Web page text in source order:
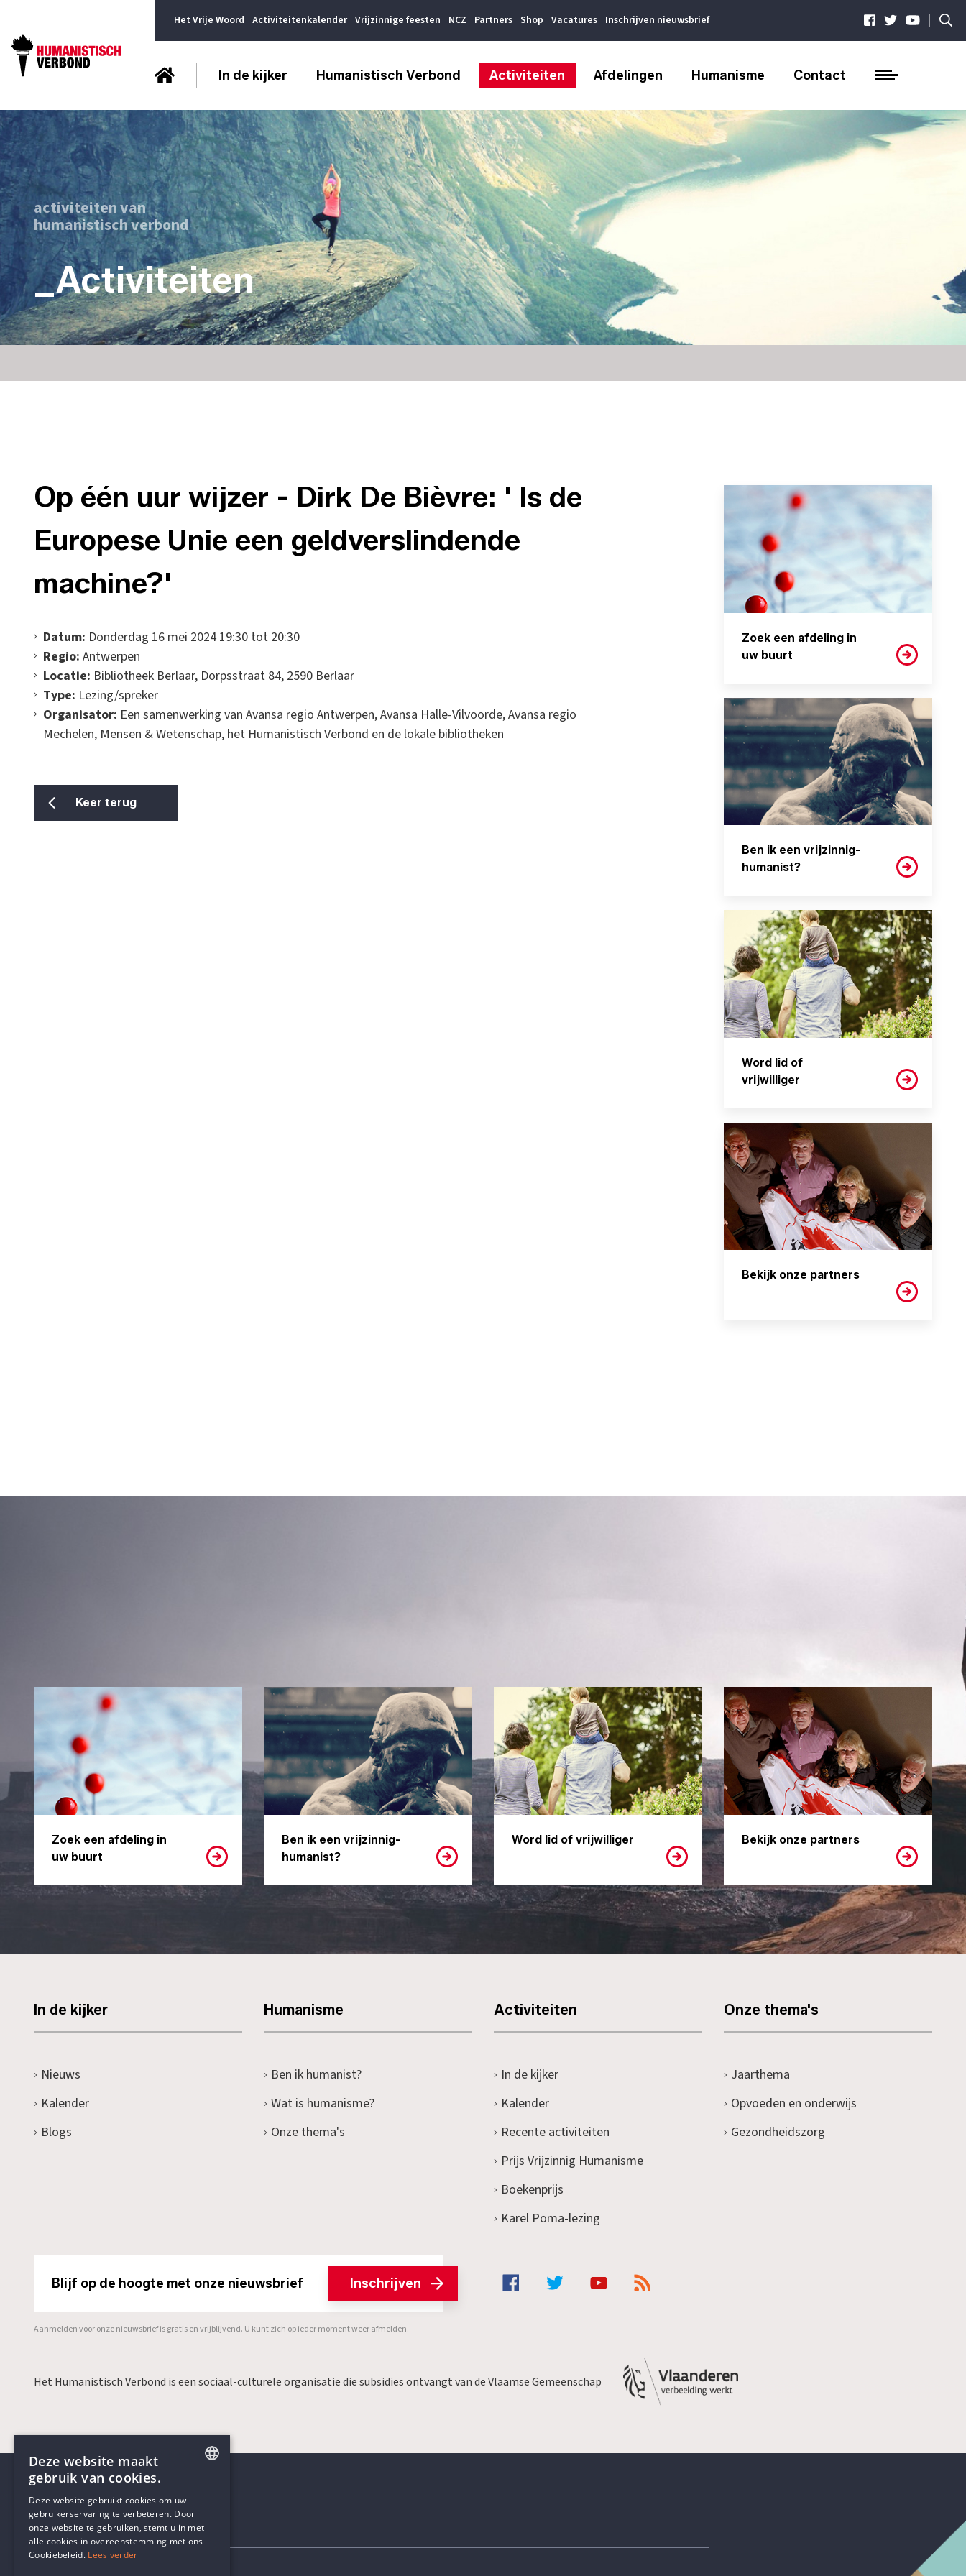
Het Vrije Woord Activiteitenkalender Vrijzinnige feesten NCZ Partners Shop Vacatures Inschrijven nieuwsbrief |
In de kijker Humanistisch Verbond Activiteiten Afdelingen Humanisme Contact
activiteiten van
humanistisch verbond
_Activiteiten
Op één uur wijzer - Dirk De Bièvre: ' Is de
Europese Unie een geldverslindende
machine?'
Datum: Donderdag 16 mei 2024 19:30 tot 20:30
Regio: Antwerpen
Locatie: Bibliotheek Berlaar, Dorpsstraat 84, 2590 Berlaar
Type: Lezing/spreker
Organisator: Een samenwerking van Avansa regio Antwerpen, Avansa Halle-Vilvoorde, Avansa regio
Mechelen, Mensen & Wetenschap, het Humanistisch Verbond en de lokale bibliotheken
Keer terug
Zoek een afdeling in
uw buurt
Ben ik een vrijzinnig-
humanist?
Word lid of
vrijwilliger
Bekijk onze partners
Zoek een afdeling in
uw buurt
Ben ik een vrijzinnig-
humanist?
Word lid of vrijwilliger Bekijk onze partners
In de kijker
Nieuws
Kalender
Blogs
Humanisme
Ben ik humanist?
Wat is humanisme?
Onze thema's
Activiteiten
In de kijker
Kalender
Recente activiteiten
Prijs Vrijzinnig Humanisme
Boekenprijs
Karel Poma-lezing
Onze thema's
Jaarthema
Opvoeden en onderwijs
Gezondheidszorg
Blijf op de hoogte met onze nieuwsbrief Inschrijven
Aanmelden voor onze nieuwsbrief is gratis en vrijblijvend. U kunt zich op ieder moment weer afmelden.
Het Humanistisch Verbond is een sociaal-culturele organisatie die subsidies ontvangt van de Vlaamse Gemeenschap
Contactgegevens
DUTCH
Deze website maakt
gebruik van cookies.
Deze website gebruikt cookies om uw
gebruikerservaring te verbeteren. Door
onze website te gebruiken, stemt u in met
alle cookies in overeenstemming met ons
Cookiebeleid. Lees verder